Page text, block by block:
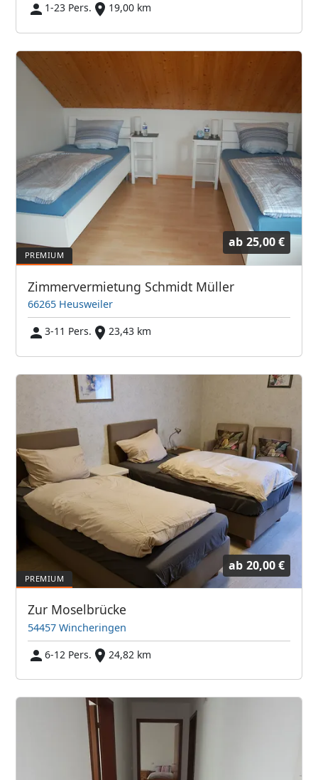
1-23 Pers.
19,00 km
ab 25,00 €
Zimmervermietung Schmidt Müller
66265 Heusweiler
3-11 Pers.
23,43 km
ab 20,00 €
Zur Moselbrücke
54457 Wincheringen
6-12 Pers.
24,82 km